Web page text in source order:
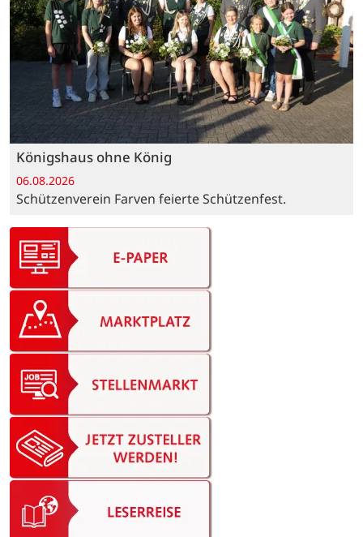
Königshaus ohne König
06.08.2026
Schützenverein Farven feierte Schützenfest.